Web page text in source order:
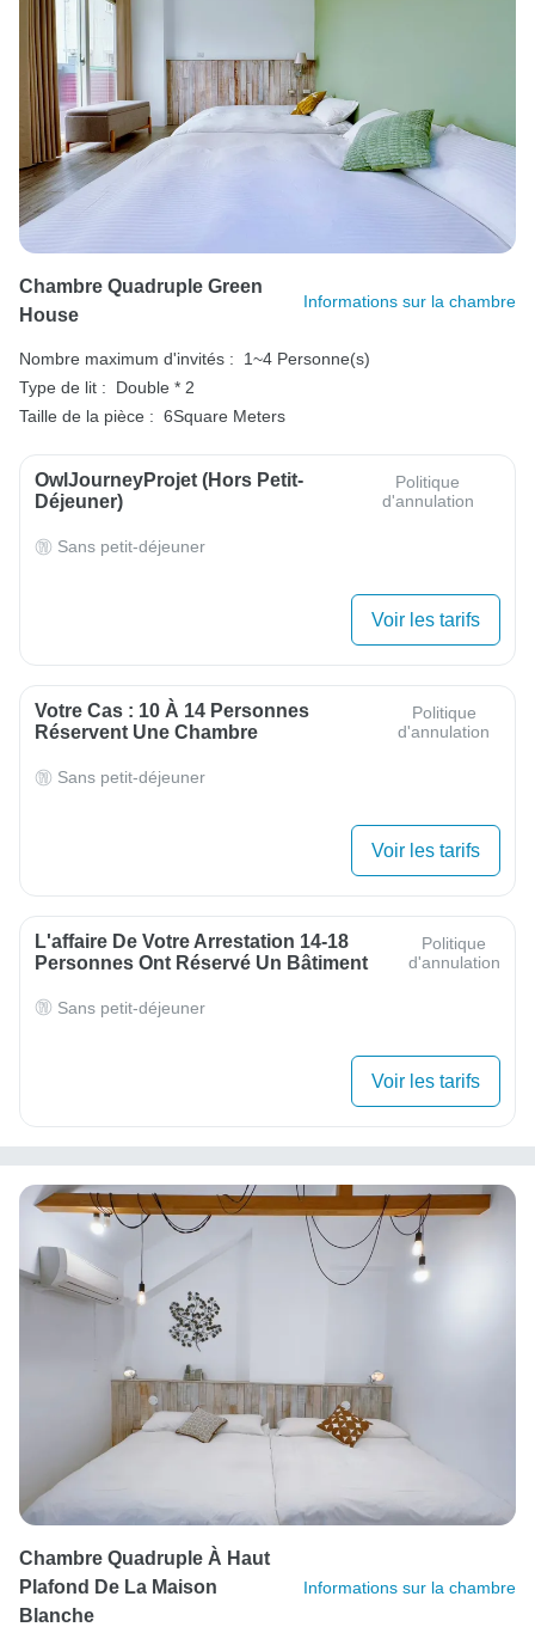
Chambre Quadruple Green
House
Informations sur la chambre
Nombre maximum d'invités :
1~4 Personne(s)
Type de lit :
Double * 2
Taille de la pièce : 6Square Meters
OwlJourneyProjet (hors Petit-
Déjeuner)
Politique
d'annulation
Sans petit-déjeuner
Voir les tarifs
Votre Cas : 10 À 14 Personnes
Réservent Une Chambre
Politique
d'annulation
Sans petit-déjeuner
Voir les tarifs
L'affaire De Votre Arrestation 14-18
Personnes Ont Réservé Un Bâtiment
Politique
d'annulation
Sans petit-déjeuner
Voir les tarifs
Chambre Quadruple À Haut
Plafond De La Maison
Blanche
Informations sur la chambre